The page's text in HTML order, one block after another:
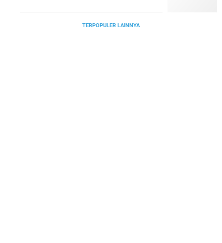
TERPOPULER LAINNYA